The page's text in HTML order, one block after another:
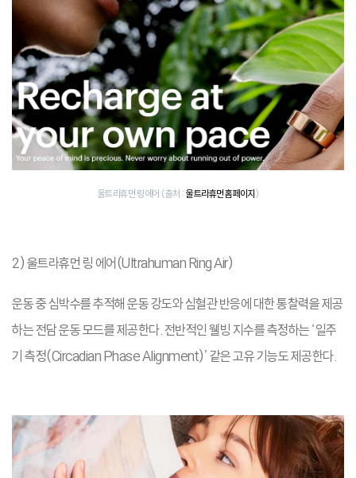
울트라휴먼 링 에어 (출처 : 울트라휴먼 홈페이지 )
2) 울트라휴먼 링 에어(Ultrahuman Ring Air)
운동 중 심박수를 추적해 운동 강도와 심혈관 반응에 대한 통찰력을 제공
하는 전담 운동 모드를 제공한다. 전반적인 웰빙 지수를 측정하는 ‘일주
기 측정(Circadian Phase Alignment)’ 같은 고유 기능도 제공한다.